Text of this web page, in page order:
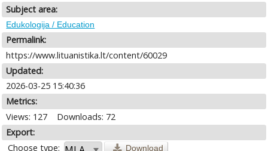
Subject area:
Edukologija / Education
Permalink:
https://www.lituanistika.lt/content/60029
Updated:
2026-03-25 15:40:36
Metrics:
Views: 127
Downloads: 72
Export:
Choose type:
Download